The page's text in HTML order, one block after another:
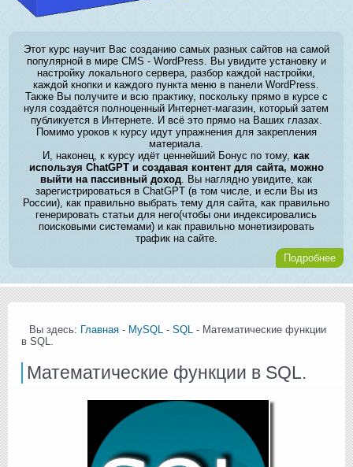
Этот курс научит Вас созданию самых разных сайтов на самой
популярной в мире CMS - WordPress. Вы увидите установку и
настройку локального сервера, разбор каждой настройки,
каждой кнопки и каждого пункта меню в панели WordPress.
Также Вы получите и всю практику, поскольку прямо в курсе с
нуля создаётся полноценный Интернет-магазин, который затем
публикуется в Интернете. И всё это прямо на Ваших глазах.
Помимо уроков к курсу идут упражнения для закрепления
материала.
И, наконец, к курсу идёт ценнейший Бонус по тому,как
используя ChatGPT и создавая контент для сайта, можно
выйти на пассивный доход. Вы наглядно увидите, как
зарегистрироваться в ChatGPT (в том числе, и если Вы из
России), как правильно выбрать тему для сайта, как правильно
генерировать статьи для него(чтобы они индексировались
поисковыми системами) и как правильно монетизировать
трафик на сайте.
Подробнее
Вы здесь: Главная - MySQL - SQL - Математические функции
в SQL.
Математические функции в SQL.